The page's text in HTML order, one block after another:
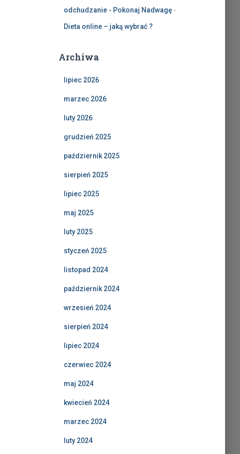
odchudzanie - Pokonaj Nadwagę -
Dieta online – jaką wybrać ?
Archiwa
lipiec 2026
marzec 2026
luty 2026
grudzień 2025
październik 2025
sierpień 2025
lipiec 2025
maj 2025
luty 2025
styczeń 2025
listopad 2024
październik 2024
wrzesień 2024
sierpień 2024
lipiec 2024
czerwiec 2024
maj 2024
kwiecień 2024
marzec 2024
luty 2024